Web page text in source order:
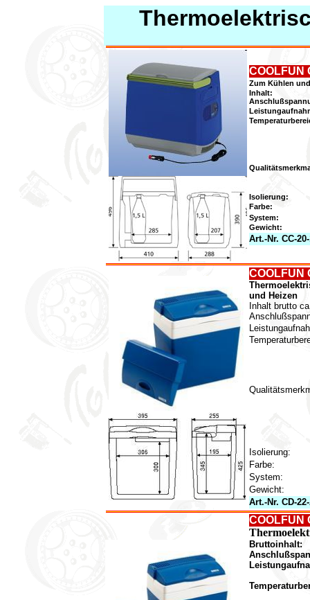
COOLFUN
Zum Kühlen
Inhalt:
Isolierung:
Farbe:
System:
Gewicht:
Art.-Nr. CC-
COOLFUN
und Heizen
Inhalt brutto
Isolierung:
Farbe:
System:
Gewicht:
Art.-Nr. CD-
COOLFUN
Bruttoinhalt: